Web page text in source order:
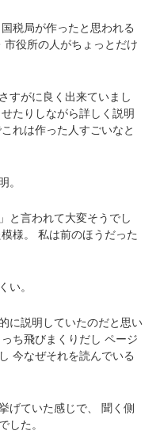
国税局が作ったと思われる
市役所の人がちょっとだけ
すがに良く出来ていまし
たりしながら詳しく説明
れは作った人すごいなと
。
と言われて大変そうでし
様。
私は前のほうだった
い。
に説明していたのだと思い
ち飛びまくりだし ページ
今なぜそれを読んでいる
ていた感じで、
聞く側
した。